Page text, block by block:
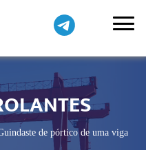
de pórtico de uma viga